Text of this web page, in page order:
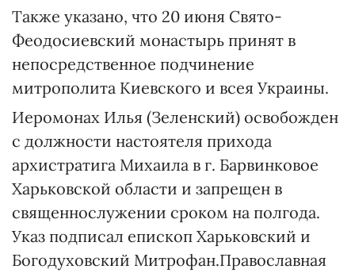
Также указано, что 20 июня Свято-
Феодосиевский монастырь принят в
непосредственное подчинение
митрополита Киевского и всея Украины.
Иеромонах Илья (Зеленский) освобожден
с должности настоятеля прихода
архистратига Михаила в г. Барвинковое
Харьковской области и запрещен в
священнослужении сроком на полгода.
Указ подписал епископ Харьковский и
Богодуховский Митрофан.Православная